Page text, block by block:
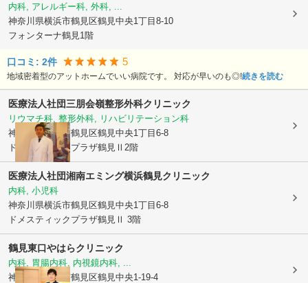
内科, アレルギー科, 外科, ...
神奈川県横浜市鶴見区鶴見中央1丁目8-10
フォンターナ鶴見1階
口コミ: 2件 5
地域密着型のアットホームでいい病院です。 対応が早いのも◎!続きを読む
医療法人社団三朋会嶺整形外科クリニック
リウマチ科, 整形外科, リハビリテーション科
神奈川県横浜市鶴見区鶴見中央1丁目6-8
ドメスティックプラザ鶴見Ⅱ2階
医療法人社団湘南エミング横浜鶴見クリニック
内科, 小児科
神奈川県横浜市鶴見区鶴見中央1丁目6-8
ドメスティックプラザ鶴見Ⅱ 3階
鶴見東口やはらクリニック
内科, 胃腸内科, 内視鏡内科, ...
神奈川県横浜市鶴見区鶴見中央1-19-4